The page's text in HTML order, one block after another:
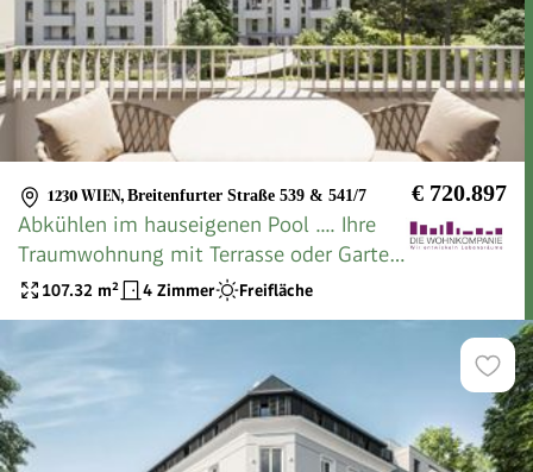
1230 WIEN, Breitenfurter Straße 539 & 541/7 € 720.897
Abkühlen im hauseigenen Pool .... Ihre
Traumwohnung mit Terrasse oder Garten
und Fernblick Nähe Maurer Wald
107.32 m² 4 Zimmer Freifläche